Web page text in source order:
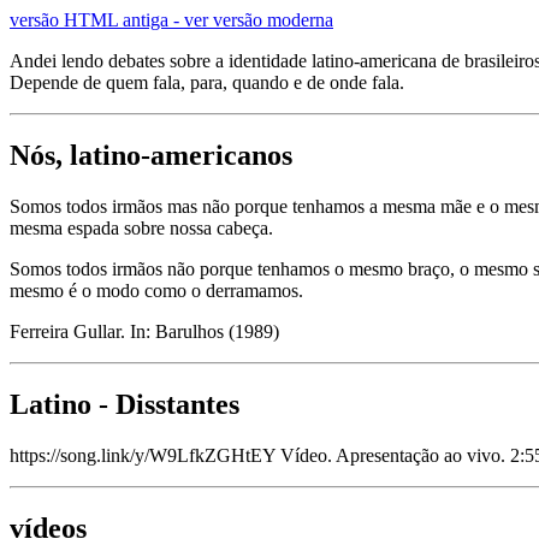
versão HTML antiga - ver versão moderna
Andei lendo debates sobre a identidade latino-americana de
Depende de quem fala, para, quando e de onde fala.
Nós, latino-americanos
Somos todos irmãos mas não porque tenhamos a mesma mãe e o
mesma espada sobre nossa cabeça.
Somos todos irmãos não porque tenhamos o mesmo braço, o
mesmo é o modo como o derramamos.
Ferreira Gullar. In: Barulhos (1989)
Latino - Disstantes
https://song.link/y/W9LfkZGHtEY Vídeo. Apresentação ao vivo.
vídeos